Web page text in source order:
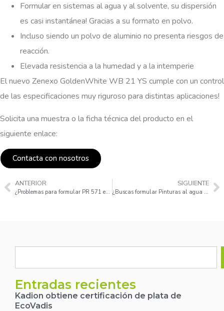
Formular en sistemas al agua y al solvente, su dispersión
es casi instantánea! Gracias a su formato en polvo.
Incluso siendo un polvo de aluminio no presenta riesgos de
reacción.
Elevada resistencia a la humedad y a la intemperie
El nuevo Zenexo GoldenWhite WB 21 YS cumple con un control
de las especificaciones muy riguroso para distintas aplicaciones!
Solicita una muestra o la ficha técnica del producto en el
siguiente enlace:
Contacta con nosotros
ANTERIOR
¿Problemas para formular PR 571 en tintas y pinturas de curado UV?
SIGUIENTE
¿Buscas formular Pinturas al agua a la vez que reduces costes de producción?
Entradas recientes
Kadion obtiene certificación de plata de
EcoVadis